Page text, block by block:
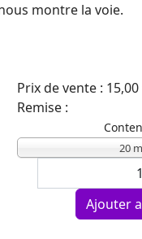
montre la voie.
Prix ​​de vente : 15,00
Remise :
20